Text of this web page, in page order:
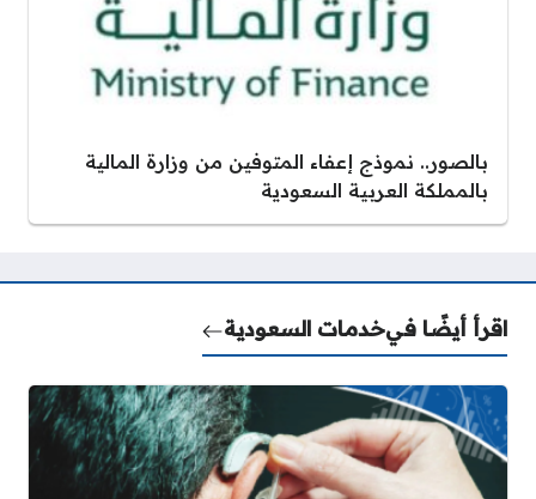
بالصور.. نموذج إعفاء المتوفين من وزارة المالية
بالمملكة العربية السعودية
اقرأ أيضًا فيخدمات السعودية